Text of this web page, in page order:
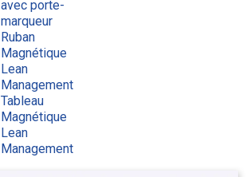
avec porte-
marqueur
Ruban
Magnétique
Lean
Management
Tableau
Magnétique
Lean
Management